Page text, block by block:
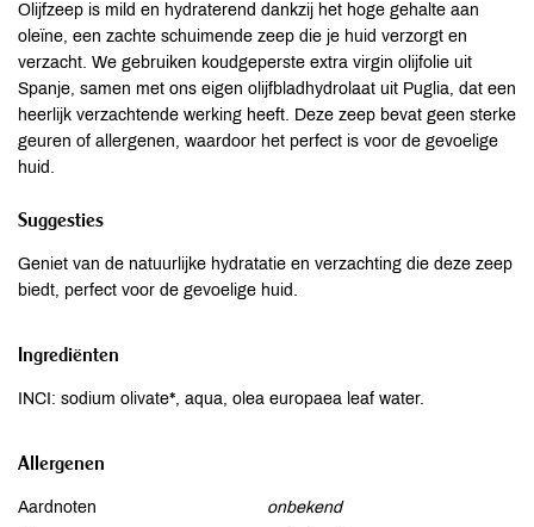
Olijfzeep is mild en hydraterend dankzij het hoge gehalte aan
oleïne, een zachte schuimende zeep die je huid verzorgt en
verzacht. We gebruiken koudgeperste extra virgin olijfolie uit
Spanje, samen met ons eigen olijfbladhydrolaat uit Puglia, dat een
heerlijk verzachtende werking heeft. Deze zeep bevat geen sterke
geuren of allergenen, waardoor het perfect is voor de gevoelige
huid.
Suggesties
Geniet van de natuurlijke hydratatie en verzachting die deze zeep
biedt, perfect voor de gevoelige huid.
Ingrediënten
INCI: sodium olivate*, aqua, olea europaea leaf water.
Allergenen
Aardnoten
onbekend